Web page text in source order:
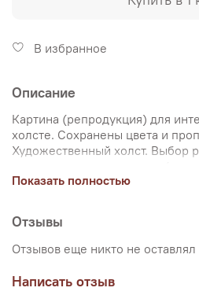
В избранное
Описание
Картина (репродукция) для
холсте. Сохранены цвета и
Художественный холст. Выбор
натяжка на подрамник, не
магазин "Настене.рф" создан
Мы сами изготавливаем
особое внимание передаче
пропорций картин. Покупая
магазине "Настене.рф", вы
точную копию мирового
Показать полностью
Отзывы
Отзывов еще никто не оставлял
Написать отзыв